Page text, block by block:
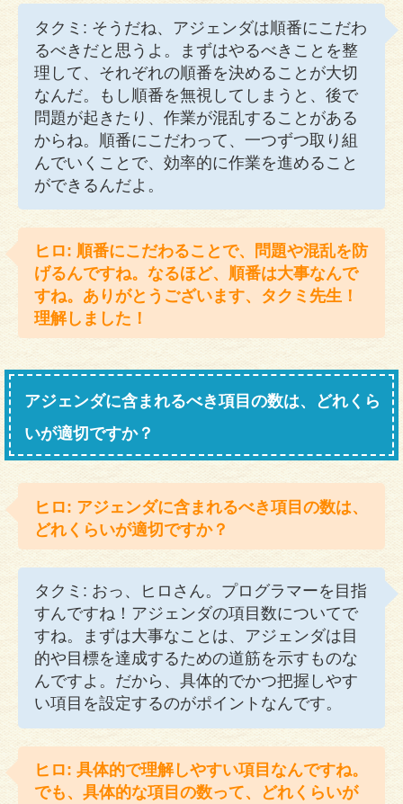
タクミ: そうだね、アジェンダは順番にこだわ
るべきだと思うよ。まずはやるべきことを整
理して、それぞれの順番を決めることが大切
なんだ。もし順番を無視してしまうと、後で
問題が起きたり、作業が混乱することがある
からね。順番にこだわって、一つずつ取り組
んでいくことで、効率的に作業を進めること
ができるんだよ。
ヒロ: 順番にこだわることで、問題や混乱を防
げるんですね。なるほど、順番は大事なんで
すね。ありがとうございます、タクミ先生！
理解しました！
アジェンダに含まれるべき項目の数は、どれくら
いが適切ですか？
ヒロ: アジェンダに含まれるべき項目の数は、
どれくらいが適切ですか？
タクミ: おっ、ヒロさん。プログラマーを目指
すんですね！アジェンダの項目数についてで
すね。まずは大事なことは、アジェンダは目
的や目標を達成するための道筋を示すものな
んですよ。だから、具体的でかつ把握しやす
い項目を設定するのがポイントなんです。
ヒロ: 具体的で理解しやすい項目なんですね。
でも、具体的な項目の数って、どれくらいが